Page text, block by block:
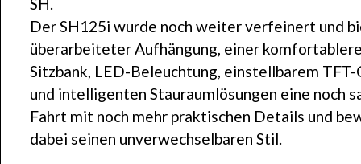
Der SH125i wurde noch weiter verfeinert und
überarbeiteter Aufhängung, einer
Sitzbank, LED-Beleuchtung, einstellbarem
und intelligenten Stauraumlösungen eine noch
Fahrt mit noch mehr praktischen Details und
dabei seinen unverwechselbaren Stil.